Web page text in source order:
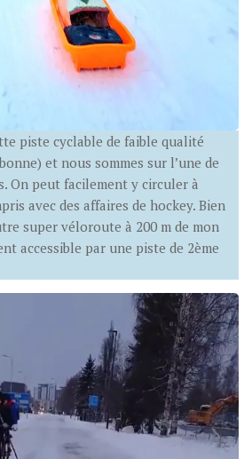
piste cyclable de faible qualité
et nous sommes sur l’une de
On peut facilement y circuler à
avec des affaires de hockey. Bien
super véloroute à 200 m de mon
accessible par une piste de 2ème